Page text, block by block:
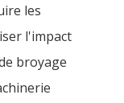
les
l'impact
broyage